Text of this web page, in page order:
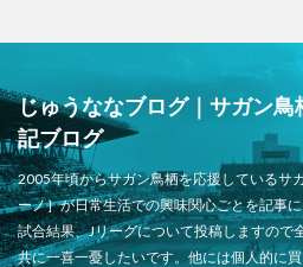
じゅうななブログ｜サガン
記ブログ
2005年頃からサガン鳥栖を応援しているサ
ーノ］が日常生活での興味関心ごとを記事
試合結果、Jリーグについて投稿しますので
共に一喜一憂したいです。他には個人的に